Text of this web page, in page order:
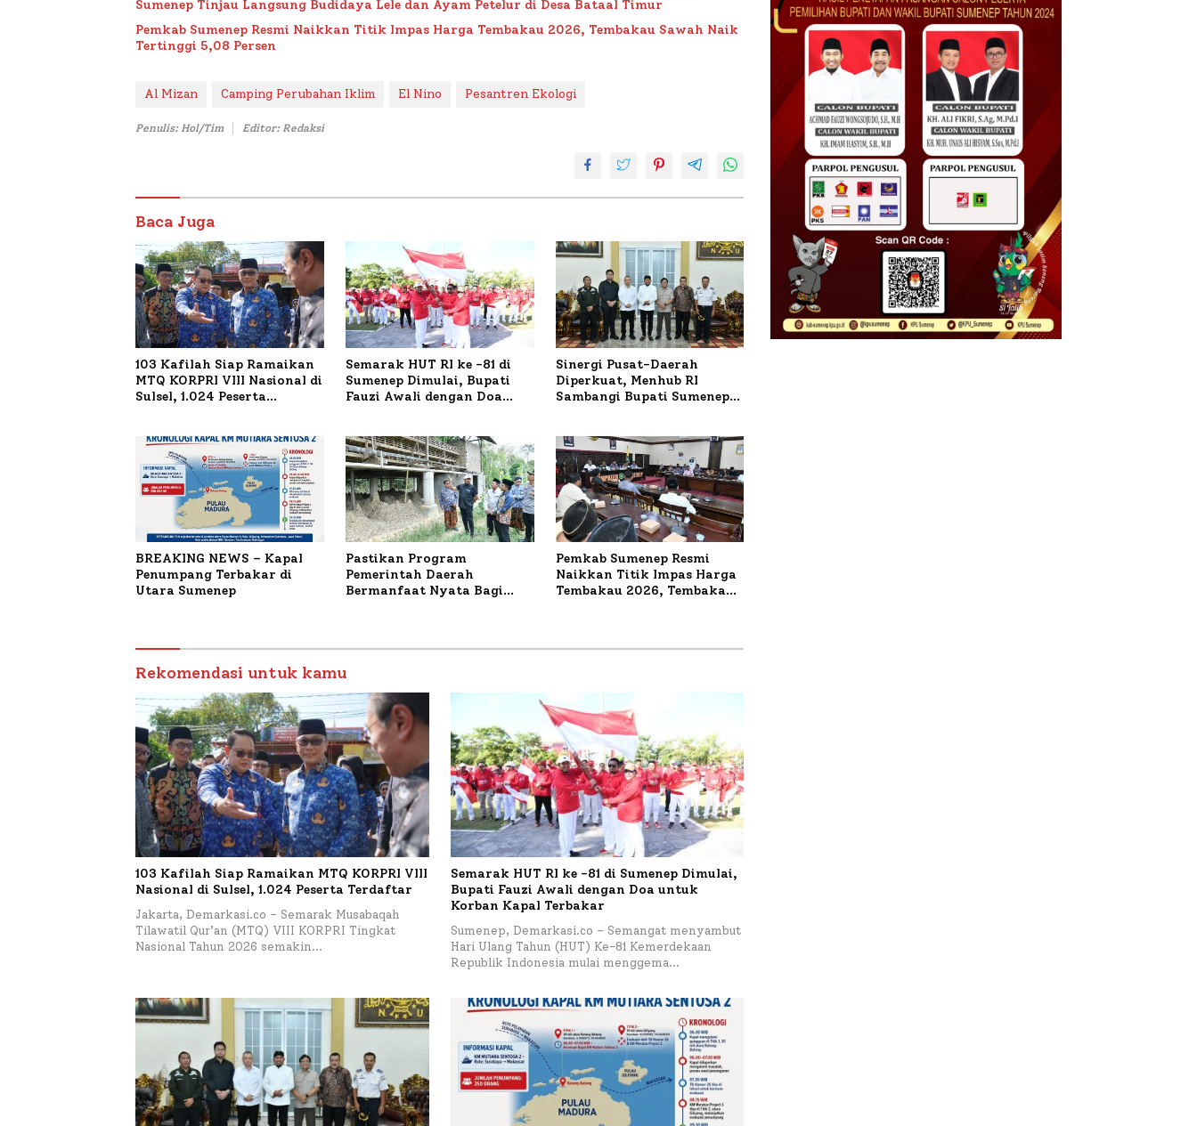
Sumenep Tinjau Langsung Budidaya Lele dan Ayam Petelur di Desa Bataal Timur
Pemkab Sumenep Resmi Naikkan Titik Impas Harga Tembakau 2026, Tembakau Sawah Naik
Tertinggi 5,08 Persen
Al Mizan Camping Perubahan Iklim El Nino Pesantren Ekologi
Penulis: Hol/Tim Editor: Redaksi
Baca Juga
103 Kafilah Siap Ramaikan
MTQ KORPRI VIII Nasional di
Sulsel, 1.024 Peserta
Semarak HUT RI ke -81 di
Sumenep Dimulai, Bupati
Fauzi Awali dengan Doa
Sinergi Pusat-Daerah
Diperkuat, Menhub RI
Sambangi Bupati Sumenep
BREAKING NEWS – Kapal
Penumpang Terbakar di
Utara Sumenep
Pastikan Program
Pemerintah Daerah
Bermanfaat Nyata Bagi
Petelur di Desa Bataal Timur
Pemkab Sumenep Resmi
Naikkan Titik Impas Harga
Tembakau 2026, Tembakau
Rekomendasi untuk kamu
103 Kafilah Siap Ramaikan MTQ KORPRI VIII
Nasional di Sulsel, 1.024 Peserta Terdaftar
Jakarta, Demarkasi.co – Semarak Musabaqah
Tilawatil Qur’an (MTQ) VIII KORPRI Tingkat
Nasional Tahun 2026 semakin…
Semarak HUT RI ke -81 di Sumenep Dimulai,
Bupati Fauzi Awali dengan Doa untuk
Korban Kapal Terbakar
Sumenep, Demarkasi.co – Semangat menyambut
Hari Ulang Tahun (HUT) Ke-81 Kemerdekaan
Republik Indonesia mulai menggema…